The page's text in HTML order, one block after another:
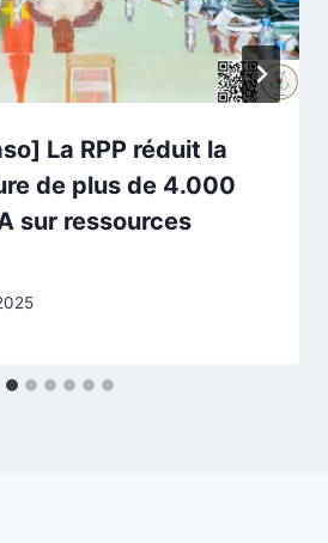
La RPP réduit la
de plus de 4.000
sur ressources